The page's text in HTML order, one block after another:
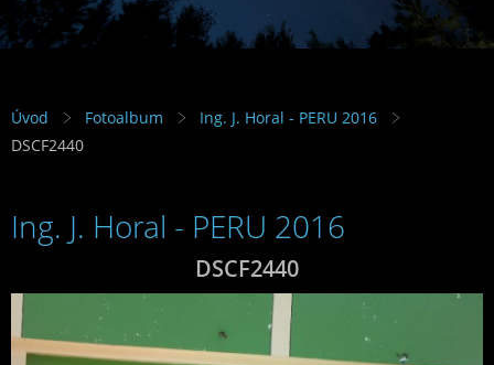
Úvod Fotoalbum
Ing. J. Horal - PERU 2016
DSCF2440
Ing. J. Horal - PERU 2016
DSCF2440